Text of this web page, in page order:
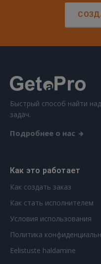
Быстрый способ найти
задач.
Подробнее о нас
Как это работает
Как создать заказ
Как стать исполнителем
Условия использования
Политика
Eelistuste haldamine